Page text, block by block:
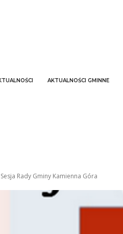
AKTUALNOŚCI GMINNE
Sesja Rady Gminy Kamienna Góra